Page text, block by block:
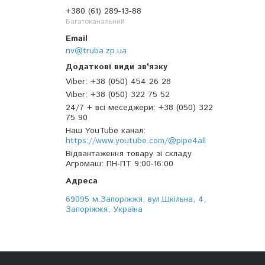
+380 (61) 289-13-88
Багатоканальний
nv@truba.zp.ua
Viber +38 (050) 454 26 28
Viber +38 (050) 322 75 52
24/7 + всі меседжери +38 (050) 322
75 90
Наш YouTube канал
https://www.youtube.com/@pipe4all
Відвантаження товару зі складу
Агромаш ПН-ПТ 9:00-16:00
69095 м.Запоріжжя, вул.Шкільна, 4,
Запоріжжя, Україна